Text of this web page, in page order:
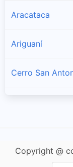
Aracataca
Ariguaní
Cerro San
Copyright @